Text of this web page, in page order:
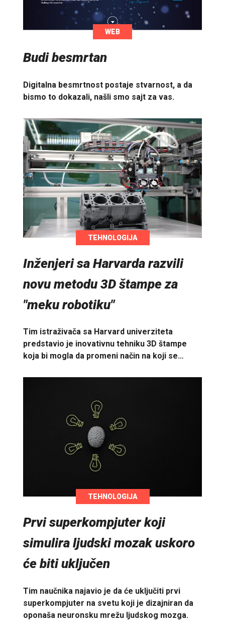
WEB
Budi besmrtan
Digitalna besmrtnost postaje stvarnost, a da
bismo to dokazali, našli smo sajt za vas.
TEHNOLOGIJA
Inženjeri sa Harvarda razvili
novu metodu 3D štampe za
"meku robotiku"
Tim istraživača sa Harvard univerziteta
predstavio je inovativnu tehniku 3D štampe
koja bi mogla da promeni način na koji se…
TEHNOLOGIJA
Prvi superkompjuter koji
simulira ljudski mozak uskoro
će biti uključen
Tim naučnika najavio je da će uključiti prvi
superkompjuter na svetu koji je dizajniran da
oponaša neuronsku mrežu ljudskog mozga.